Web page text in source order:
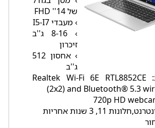
של 14'' FHD
› מעבדי I5-I7
› 8-16 ג''ב
זיכרון
› אחסון 512
ג''ב
› קישוריות: Realtek Wi-Fi 6E RTL8852CE
(2x2) and Bluetooth® 5.3
11, 3 שנות אחריות